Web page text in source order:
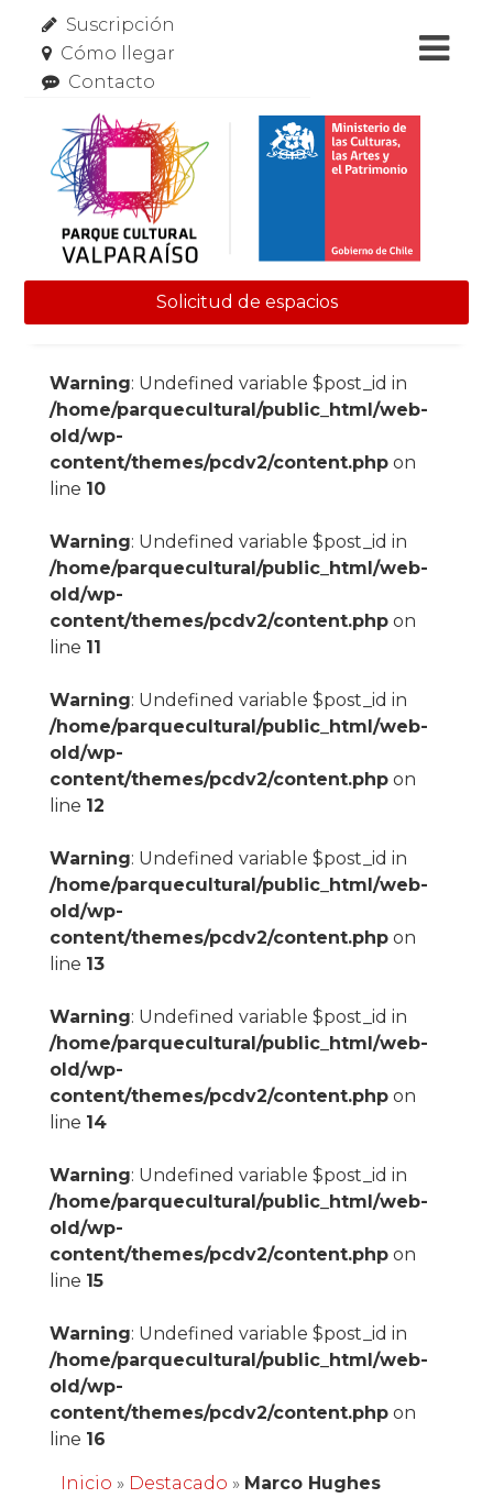
Suscripción
Cómo llegar
Contacto
Solicitud de espacios
Warning: Undefined variable $post_id in
/home/parquecultural/public_html/web-
old/wp-
content/themes/pcdv2/content.phpon
line 10
Warning: Undefined variable $post_id in
/home/parquecultural/public_html/web-
old/wp-
content/themes/pcdv2/content.phpon
line 11
Warning: Undefined variable $post_id in
/home/parquecultural/public_html/web-
old/wp-
content/themes/pcdv2/content.phpon
line 12
Warning: Undefined variable $post_id in
/home/parquecultural/public_html/web-
old/wp-
content/themes/pcdv2/content.phpon
line 13
Warning: Undefined variable $post_id in
/home/parquecultural/public_html/web-
old/wp-
content/themes/pcdv2/content.phpon
line 14
Warning: Undefined variable $post_id in
/home/parquecultural/public_html/web-
old/wp-
content/themes/pcdv2/content.phpon
line 15
Warning: Undefined variable $post_id in
/home/parquecultural/public_html/web-
old/wp-
content/themes/pcdv2/content.phpon
line 16
Inicio » Destacado » Marco Hughes